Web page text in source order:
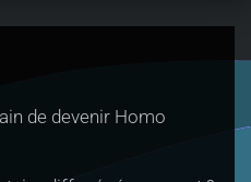
de devenir Homo